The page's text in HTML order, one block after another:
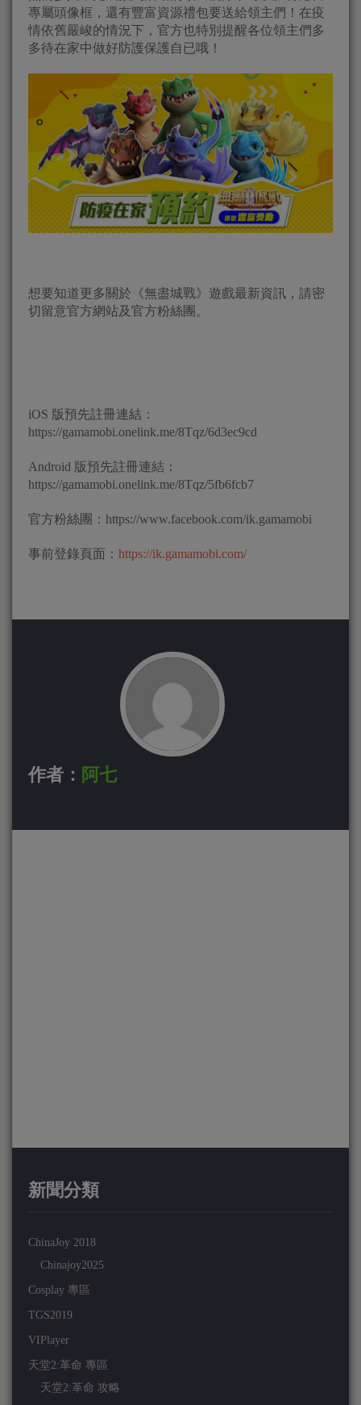
專屬頭像框，還有豐富資源禮包要送給領主們！在疫
情依舊嚴峻的情況下，官方也特別提醒各位領主們多
多待在家中做好防護保護自已哦！
想要知道更多關於《無盡城戰》遊戲最新資訊，請密
切留意官方網站及官方粉絲團。
iOS 版預先註冊連結：
https://gamamobi.onelink.me/8Tqz/6d3ec9cd
Android 版預先註冊連結：
https://gamamobi.onelink.me/8Tqz/5fb6fcb7
官方粉絲團：https://www.facebook.com/ik.gamamobi
事前登錄頁面： https://ik.gamamobi.com/
作者： 阿七
新聞分類
ChinaJoy 2018
Chinajoy2025
Cosplay 專區
TGS2019
VIPlayer
天堂2:革命 專區
天堂2:革命 攻略